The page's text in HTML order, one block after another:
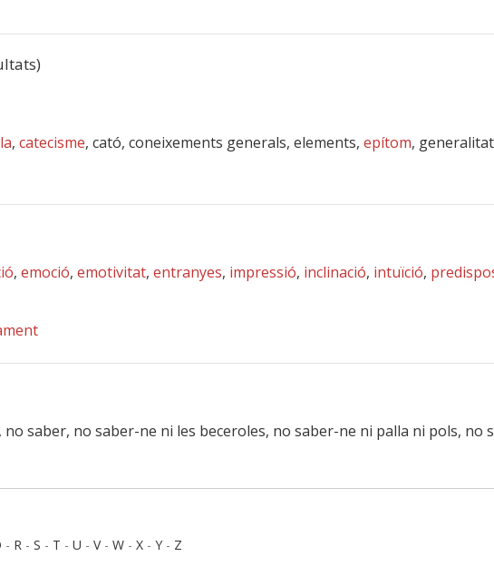
, catecisme, cató, coneixements generals, elements, epítom,
, emoció, emotivitat, entranyes, impressió, inclinació, intuïció,
, no saber, no saber-ne ni les beceroles, no saber-ne ni palla ni pols, no
- R - S - T - U - V- W - X - Y - Z